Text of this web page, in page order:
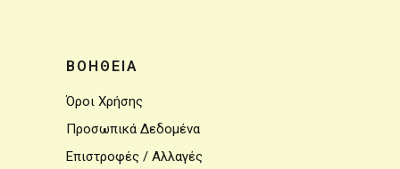
ΒΟΗΘΕΙΑ
Όροι Χρήσης
Προσωπικά Δεδομένα
Επιστροφές / Αλλαγές